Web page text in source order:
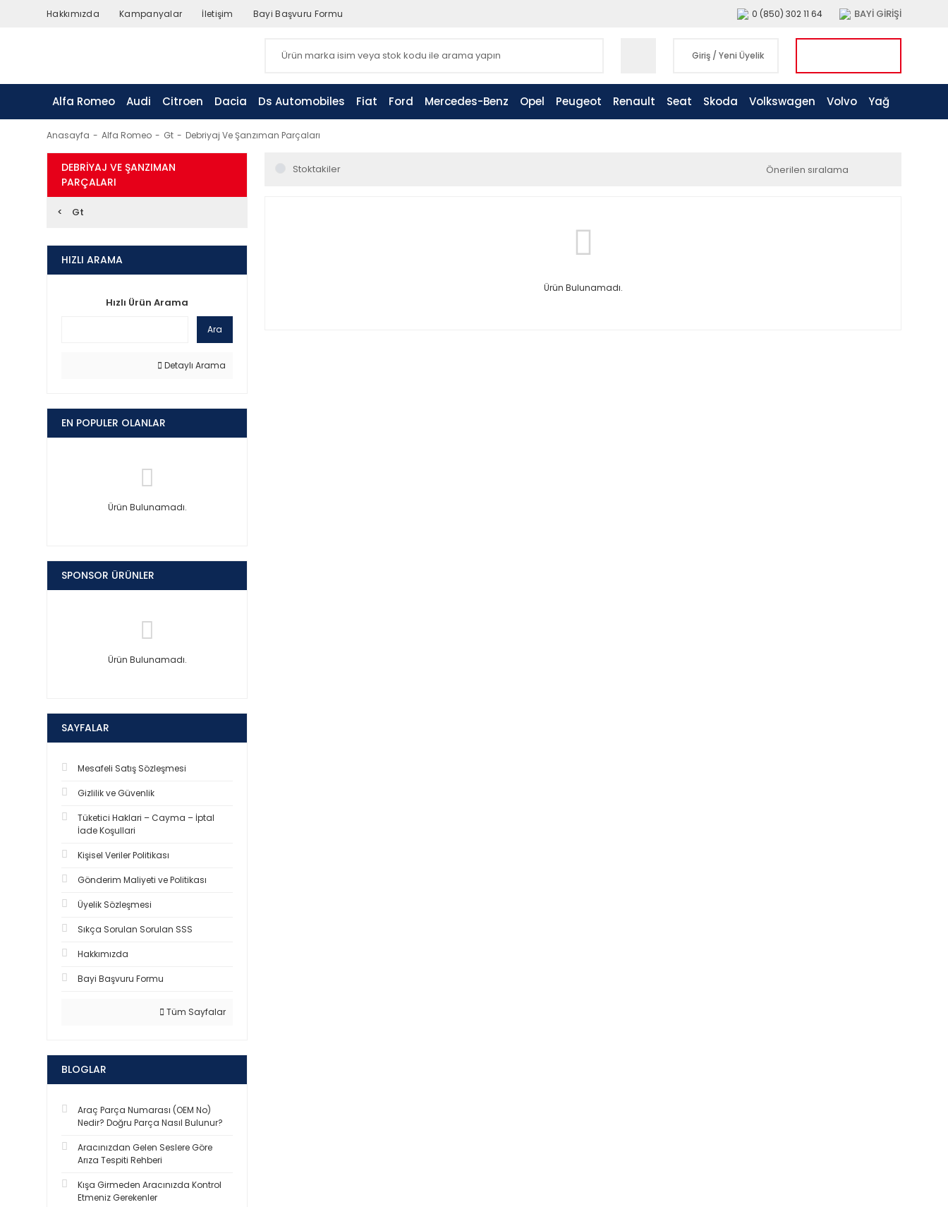
Hakkımızda Kampanyalar İletişim Bayi Başvuru Formu 0 (850) 302 11 64 BAYİ GİRİŞİ
Giriş / Yeni Üyelik
Alfa Romeo Audi Citroen Dacia Ds Automobiles Fiat Ford Mercedes-Benz Opel Peugeot Renault Seat Skoda Volkswagen Volvo Yağ
Anasayfa Alfa Romeo Gt Debriyaj Ve Şanzıman Parçaları
DEBRIYAJ VE ŞANZIMAN
PARÇALARI
Gt
HIZLI ARAMA
Hızlı Ürün Arama
Ara
Detaylı Arama
EN POPULER OLANLAR
Ürün Bulunamadı.
SPONSOR ÜRÜNLER
Ürün Bulunamadı.
SAYFALAR
Mesafeli Satış Sözleşmesi
Gizlilik ve Güvenlik
Tüketici Haklari – Cayma – İptal
İade Koşullari
Kişisel Veriler Politikası
Gönderim Maliyeti ve Politikası
Üyelik Sözleşmesi
Sıkça Sorulan Sorulan SSS
Hakkımızda
Bayi Başvuru Formu
Tüm Sayfalar
BLOGLAR
Araç Parça Numarası (OEM No)
Nedir? Doğru Parça Nasıl Bulunur?
Aracınızdan Gelen Seslere Göre
Arıza Tespiti Rehberi
Kışa Girmeden Aracınızda Kontrol
Etmeniz Gerekenler
Stoktakiler
Ürün Bulunamadı.